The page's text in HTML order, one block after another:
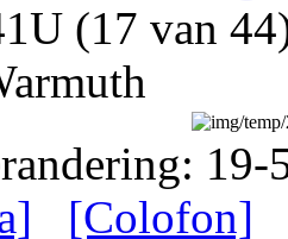
(17 van
19-
[Colofon]